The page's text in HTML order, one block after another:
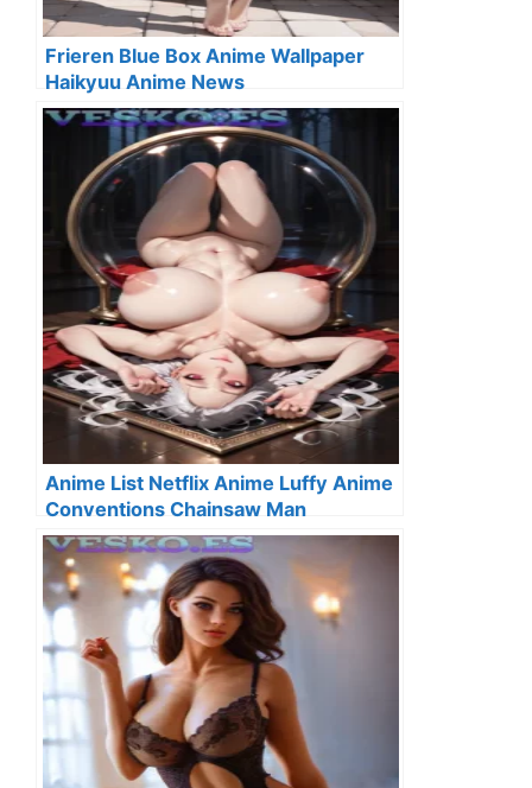
Frieren Blue Box Anime Wallpaper
Haikyuu Anime News
Anime List Netflix Anime Luffy Anime
Conventions Chainsaw Man